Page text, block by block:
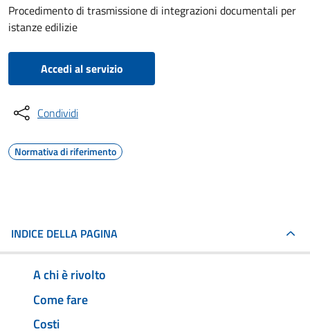
Procedimento di trasmissione di integrazioni documentali per
istanze edilizie
Accedi al servizio
Condividi
Normativa di riferimento
INDICE DELLA PAGINA
A chi è rivolto
Come fare
Costi